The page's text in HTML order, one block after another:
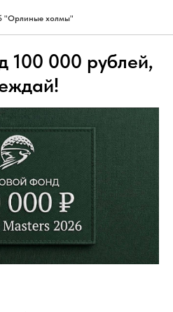
"Орлиные холмы"
100 000 рублей,